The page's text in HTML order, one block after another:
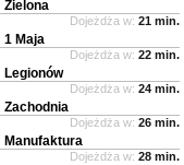
Zielona
Dojeżdża w: 21 min.
1 Maja
Dojeżdża w: 22 min.
Legionów
Dojeżdża w: 24 min.
Zachodnia
Dojeżdża w: 26 min.
Manufaktura
Dojeżdża w: 28 min.